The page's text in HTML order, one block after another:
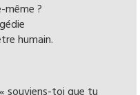
?
humain.